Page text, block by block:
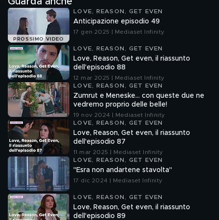
PROSSIMO VIDEO
LOVE, REASON, GET EVEN
Anticipazione episodio 49
17 gen 2025 | Mediaset Infinity
LOVE, REASON, GET EVEN
Love, Reason, Get even, il riassunto
dell'episodio 88
12 mar 2025 | Mediaset Infinity
LOVE, REASON, GET EVEN
Zumrut e Meneske… con queste due ne
vedremo proprio delle belle!
19 nov 2024 | Mediaset Infinity
LOVE, REASON, GET EVEN
Love, Reason, Get even, il riassunto
dell'episodio 87
11 mar 2025 | Mediaset Infinity
LOVE, REASON, GET EVEN
"Esra non andartene stavolta"
17 dic 2024 | Mediaset Infinity
LOVE, REASON, GET EVEN
Love, Reason, Get even, il riassunto
dell'episodio 89